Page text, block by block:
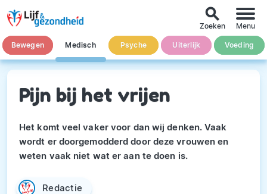
Bewegen Medisch Psyche Uiterlijk Voeding
search
Zoeken Menu
Pijn bij het vrijen
Het komt veel vaker voor dan wij denken. Vaak
wordt er doorgemodderd door deze vrouwen en
weten vaak niet wat er aan te doen is.
Redactie